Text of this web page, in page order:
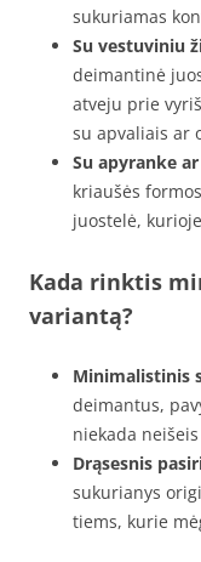
sukuriamas
Su vestuviniu
deimantinė
atveju prie
su apvaliais ar
Su apyranke
kriaušės
juostelė,
Kada rinktis
variantą?
Minimalistinis
deimantus,
niekada
Drąsesnis
sukurianys
tiems, kurie